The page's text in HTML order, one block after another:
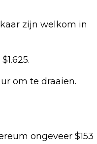
zijn welkom in
om te draaien.
ongeveer $153